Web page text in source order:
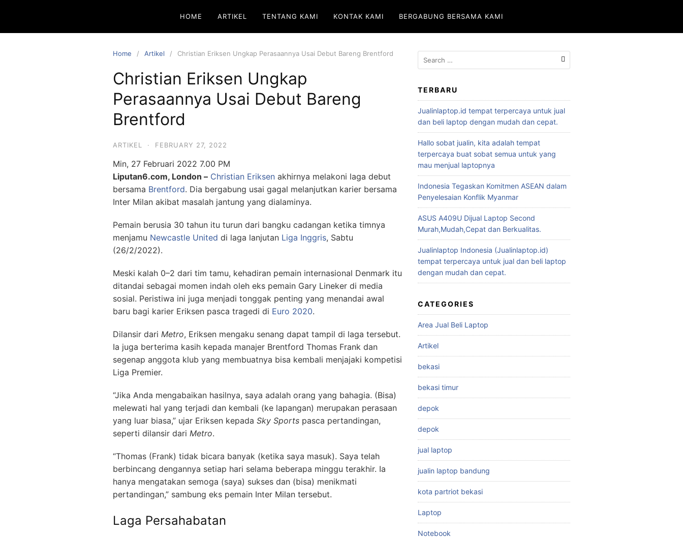
HOME ARTIKEL TENTANG KAMI KONTAK KAMI BERGABUNG BERSAMA KAMI
Home Artikel Christian Eriksen Ungkap Perasaannya Usai Debut Bareng Brentford
Christian Eriksen Ungkap
Perasaannya Usai Debut Bareng
Brentford
ARTIKEL · FEBRUARY 27, 2022
Min, 27 Februari 2022 7.00 PM
Liputan6.com, London – Christian Eriksen akhirnya melakoni laga debut
bersama Brentford. Dia bergabung usai gagal melanjutkan karier bersama
Inter Milan akibat masalah jantung yang dialaminya.
Pemain berusia 30 tahun itu turun dari bangku cadangan ketika timnya
menjamu Newcastle United di laga lanjutan Liga Inggris, Sabtu
(26/2/2022).
Meski kalah 0–2 dari tim tamu, kehadiran pemain internasional Denmark itu
ditandai sebagai momen indah oleh eks pemain Gary Lineker di media
sosial. Peristiwa ini juga menjadi tonggak penting yang menandai awal
baru bagi karier Eriksen pasca tragedi di Euro 2020.
Dilansir dari Metro, Eriksen mengaku senang dapat tampil di laga tersebut.
Ia juga berterima kasih kepada manajer Brentford Thomas Frank dan
segenap anggota klub yang membuatnya bisa kembali menjajaki kompetisi
Liga Premier.
“Jika Anda mengabaikan hasilnya, saya adalah orang yang bahagia. (Bisa)
melewati hal yang terjadi dan kembali (ke lapangan) merupakan perasaan
yang luar biasa,” ujar Eriksen kepada Sky Sports pasca pertandingan,
seperti dilansir dari Metro.
“Thomas (Frank) tidak bicara banyak (ketika saya masuk). Saya telah
berbincang dengannya setiap hari selama beberapa minggu terakhir. Ia
hanya mengatakan semoga (saya) sukses dan (bisa) menikmati
pertandingan,” sambung eks pemain Inter Milan tersebut.
Laga Persahabatan
TERBARU
Jualinlaptop.id tempat terpercaya untuk jual
dan beli laptop dengan mudah dan cepat.
Hallo sobat jualin, kita adalah tempat
terpercaya buat sobat semua untuk yang
mau menjual laptopnya
Indonesia Tegaskan Komitmen ASEAN dalam
Penyelesaian Konflik Myanmar
ASUS A409U Dijual Laptop Second
Murah,Mudah,Cepat dan Berkualitas.
Jualinlaptop Indonesia (Jualinlaptop.id)
tempat terpercaya untuk jual dan beli laptop
dengan mudah dan cepat.
CATEGORIES
Area Jual Beli Laptop
Artikel
bekasi
bekasi timur
depok
depok
jual laptop
jualin laptop bandung
kota partriot bekasi
Laptop
Notebook